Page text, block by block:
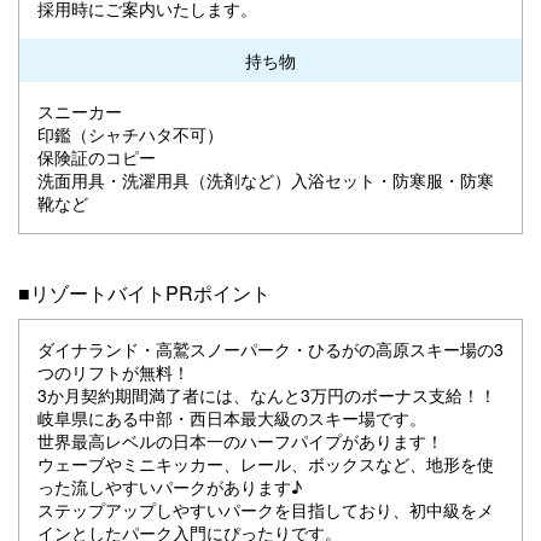
採用時にご案内いたします。
持ち物
スニーカー
印鑑（シャチハタ不可）
保険証のコピー
洗面用具・洗濯用具（洗剤など）入浴セット・防寒服・防寒
靴など
■リゾートバイトPRポイント
ダイナランド・高鷲スノーパーク・ひるがの高原スキー場の3
つのリフトが無料！
3か月契約期間満了者には、なんと3万円のボーナス支給！！
岐阜県にある中部・西日本最大級のスキー場です。
世界最高レベルの日本一のハーフパイプがあります！
ウェーブやミニキッカー、レール、ボックスなど、地形を使
った流しやすいパークがあります♪
ステップアップしやすいパークを目指しており、初中級をメ
インとしたパーク入門にぴったりです。